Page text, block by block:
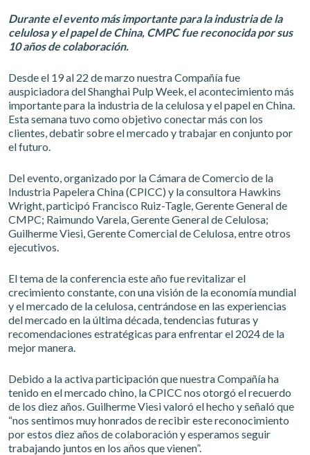
Durante el evento más importante para la industria de la
celulosa y el papel de China, CMPC fue reconocida por sus
10 años de colaboración.
Desde el 19 al 22 de marzo nuestra Compañía fue
auspiciadora del Shanghai Pulp Week, el acontecimiento más
importante para la industria de la celulosa y el papel en China.
Esta semana tuvo como objetivo conectar más con los
clientes, debatir sobre el mercado y trabajar en conjunto por
el futuro.
Del evento, organizado por la Cámara de Comercio de la
Industria Papelera China (CPICC) y la consultora Hawkins
Wright, participó Francisco Ruiz-Tagle, Gerente General de
CMPC; Raimundo Varela, Gerente General de Celulosa;
Guilherme Viesi, Gerente Comercial de Celulosa, entre otros
ejecutivos.
El tema de la conferencia este año fue revitalizar el
crecimiento constante, con una visión de la economía mundial
y el mercado de la celulosa, centrándose en las experiencias
del mercado en la última década, tendencias futuras y
recomendaciones estratégicas para enfrentar el 2024 de la
mejor manera.
Debido a la activa participación que nuestra Compañía ha
tenido en el mercado chino, la CPICC nos otorgó el recuerdo
de los diez años. Guilherme Viesi valoró el hecho y señaló que
“nos sentimos muy honrados de recibir este reconocimiento
por estos diez años de colaboración y esperamos seguir
trabajando juntos en los años que vienen”.